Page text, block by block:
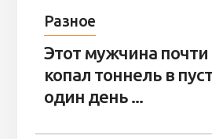
Разное
Этот мужчина почти
копал тоннель в
один день ...